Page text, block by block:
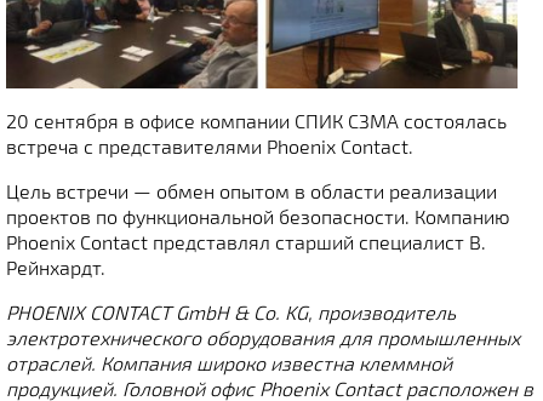
20 сентября в офисе компании СПИК СЗМА состоялась
встреча с представителями Phoenix Contact.
Цель встречи — обмен опытом в области реализации
проектов по функциональной безопасности. Компанию
Phoenix Contact представлял старший специалист В.
Рейнхардт.
PHOENIX CONTACT GmbH & Co. KG, производитель
электротехнического оборудования для промышленных
отраслей. Компания широко известна клеммной
продукцией. Головной офис Phoenix Contact расположен в